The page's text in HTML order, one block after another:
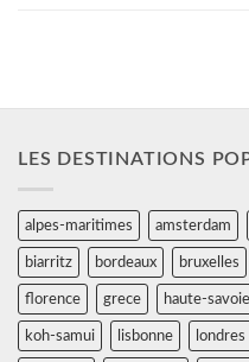
LES DESTINATIONS
alpes-maritimes amsterdam
biarritz bordeaux bruxelles
florence grece haute-savoie
koh-samui lisbonne londres